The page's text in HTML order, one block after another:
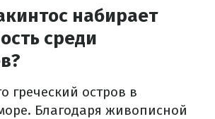
набирает
среди
греческий остров в
Благодаря живописной